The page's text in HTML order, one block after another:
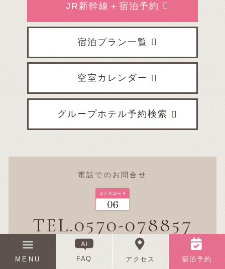
MENU FAQ アクセス 宿泊予約
JR新幹線＋宿泊予約
宿泊プラン一覧
空室カレンダー
グループホテル予約検索
電話でのお問合せ
TEL.0570-078857
ホテルニューアワジグループナビダイヤル
(受付時間 9:00～18:00)